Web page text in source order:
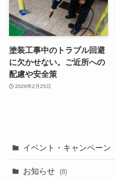
塗装工事中のトラブル回避
に欠かせない。ご近所への
配慮や安全策
2026年2月25日
イベント・キャンペーン
お知らせ (8)